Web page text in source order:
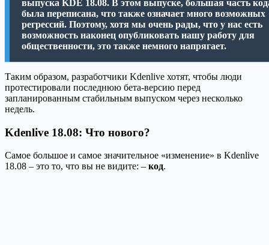
выпуска KDE 18.08. В этом выпуске, большая часть
была переписана, что также означает много возможных
регрессий. Поэтому, хотя мы очень рады, что у нас есть
возможность наконец опубликовать нашу работу для
общественности, это также немного напрягает.
Таким образом, разработчики Kdenlive хотят, чтобы люди
протестировали последнюю бета-версию перед
запланированным стабильным выпуском через несколько
недель.
Kdenlive 18.08: Что нового?
Самое большое и самое значительное «изменение» в Kdenlive
18.08 – это то, что вы не видите: – код.